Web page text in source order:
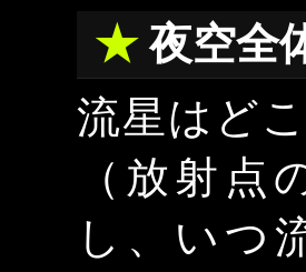
夜空全
流星はど
（放射点
し、いつ